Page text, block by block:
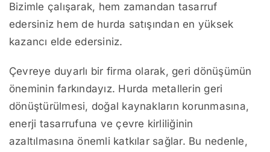
Bizimle çalışarak, hem zamandan tasarruf
edersiniz hem de hurda satışından en yüksek
kazancı elde edersiniz.
Çevreye duyarlı bir firma olarak, geri dönüşümün
öneminin farkındayız. Hurda metallerin geri
dönüştürülmesi, doğal kaynakların korunmasına,
enerji tasarrufuna ve çevre kirliliğinin
azaltılmasına önemli katkılar sağlar. Bu nedenle,